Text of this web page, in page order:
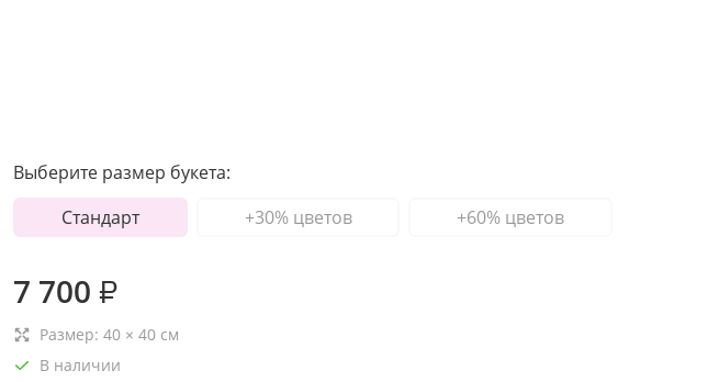
Выберите размер букета:
Стандарт
+30% цветов +60% цветов
7 700 ₽
Размер: 40 × 40 см
В наличии